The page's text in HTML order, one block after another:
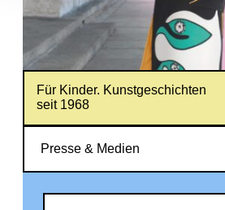
Für Kinder. Kunstgeschichten
seit 1968
Presse & Medien